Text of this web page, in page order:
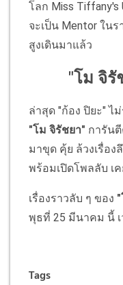
โลก Miss Tiffany's
จะเป็น Mentor ใน
สูงเดินมาแล้ว
"โม จิรั
ล่าสุด "ก้อง ปิยะ" ไ
"โม จิรัชยา" การัน
มาขุด คุ้ย ล้วงเรื่อ
พร้อมเปิดโพลลับ เ
เรื่องราวลับ ๆ ของ
พุธที่ 25 มีนาคม นี้ เ
Tags